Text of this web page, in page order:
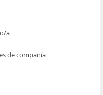
a
de compañía